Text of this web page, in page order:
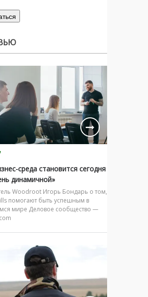
среда становится сегодня
динамичной»
Woodroot Игорь Бондарь о том,
помогают быть успешным в
мире Деловое сообщество —